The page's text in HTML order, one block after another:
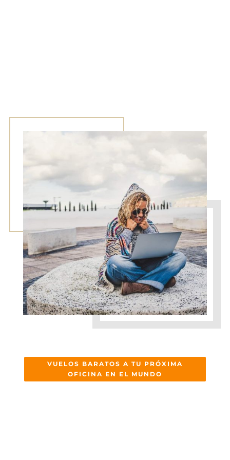
VUELOS BARATOS A TU PRÓXIMA
OFICINA EN EL MUNDO